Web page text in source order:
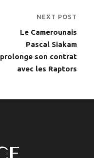
NEXT POST
Le Camerounais
Pascal Siakam
prolonge son contrat
avec les Raptors